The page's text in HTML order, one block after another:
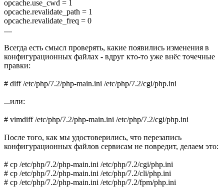
opcache.use_cwd = 1
opcache.revalidate_path = 1
opcache.revalidate_freq = 0
....
Всегда есть смысл проверять, какие появились изменения в
конфигурационных файлах - вдруг кто-то уже внёс точечные
правки:
# diff /etc/php/7.2/php-main.ini /etc/php/7.2/cgi/php.ini
...или:
# vimdiff /etc/php/7.2/php-main.ini /etc/php/7.2/cgi/php.ini
После того, как мы удостоверились, что перезапись
конфигурационных файлов сервисам не повредит, делаем это:
# cp /etc/php/7.2/php-main.ini /etc/php/7.2/cgi/php.ini
# cp /etc/php/7.2/php-main.ini /etc/php/7.2/cli/php.ini
# cp /etc/php/7.2/php-main.ini /etc/php/7.2/fpm/php.ini